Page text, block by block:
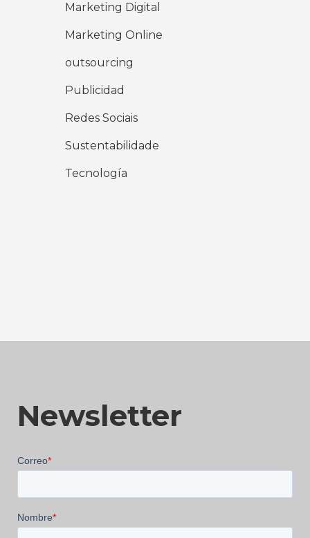
Marketing Digital
Marketing Online
outsourcing
Publicidad
Redes Sociais
Sustentabilidade
Tecnología
Newsletter